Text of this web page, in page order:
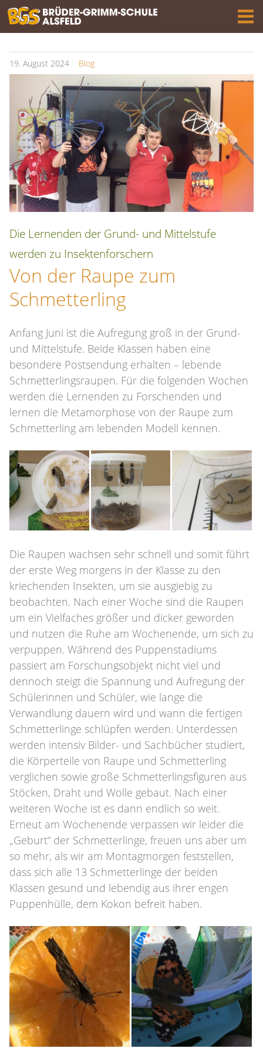
19. August 2024 Blog
Die Lernenden der Grund- und Mittelstufe
werden zu Insektenforschern
Von der Raupe zum
Schmetterling
Anfang Juni ist die Aufregung groß in der Grund-
und Mittelstufe. Beide Klassen haben eine
besondere Postsendung erhalten – lebende
Schmetterlingsraupen. Für die folgenden Wochen
werden die Lernenden zu Forschenden und
lernen die Metamorphose von der Raupe zum
Schmetterling am lebenden Modell kennen.
Die Raupen wachsen sehr schnell und somit führt
der erste Weg morgens in der Klasse zu den
kriechenden Insekten, um sie ausgiebig zu
beobachten. Nach einer Woche sind die Raupen
um ein Vielfaches größer und dicker geworden
und nutzen die Ruhe am Wochenende, um sich zu
verpuppen. Während des Puppenstadiums
passiert am Forschungsobjekt nicht viel und
dennoch steigt die Spannung und Aufregung der
Schülerinnen und Schüler, wie lange die
Verwandlung dauern wird und wann die fertigen
Schmetterlinge schlüpfen werden. Unterdessen
werden intensiv Bilder- und Sachbücher studiert,
die Körperteile von Raupe und Schmetterling
verglichen sowie große Schmetterlingsfiguren aus
Stöcken, Draht und Wolle gebaut. Nach einer
weiteren Woche ist es dann endlich so weit.
Erneut am Wochenende verpassen wir leider die
„Geburt“ der Schmetterlinge, freuen uns aber um
so mehr, als wir am Montagmorgen feststellen,
dass sich alle 13 Schmetterlinge der beiden
Klassen gesund und lebendig aus ihrer engen
Puppenhülle, dem Kokon befreit haben.